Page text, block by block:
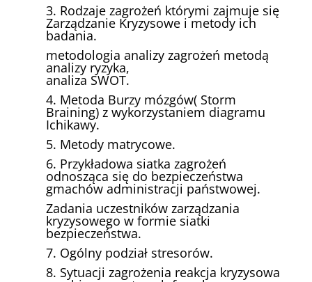
3. Rodzaje zagrożeń którymi zajmuje się
Zarządzanie Kryzysowe i metody ich
badania.
metodologia analizy zagrożeń metodą
analizy ryzyka,
analiza SWOT.
4. Metoda Burzy mózgów( Storm
Braining) z wykorzystaniem diagramu
Ichikawy.
5. Metody matrycowe.
6. Przykładowa siatka zagrożeń
odnosząca się do bezpieczeństwa
gmachów administracji państwowej.
Zadania uczestników zarządzania
kryzysowego w formie siatki
bezpieczeństwa.
7. Ogólny podział stresorów.
8. Sytuacji zagrożenia reakcja kryzysowa